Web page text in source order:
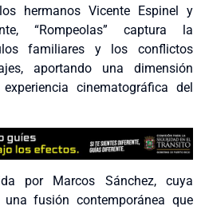
hermanos Vicente Espinel y
“Rompeolas” captura la
familiares y los conflictos
aportando una dimensión
cinematográfica del
por Marcos Sánchez, cuya
fusión contemporánea que